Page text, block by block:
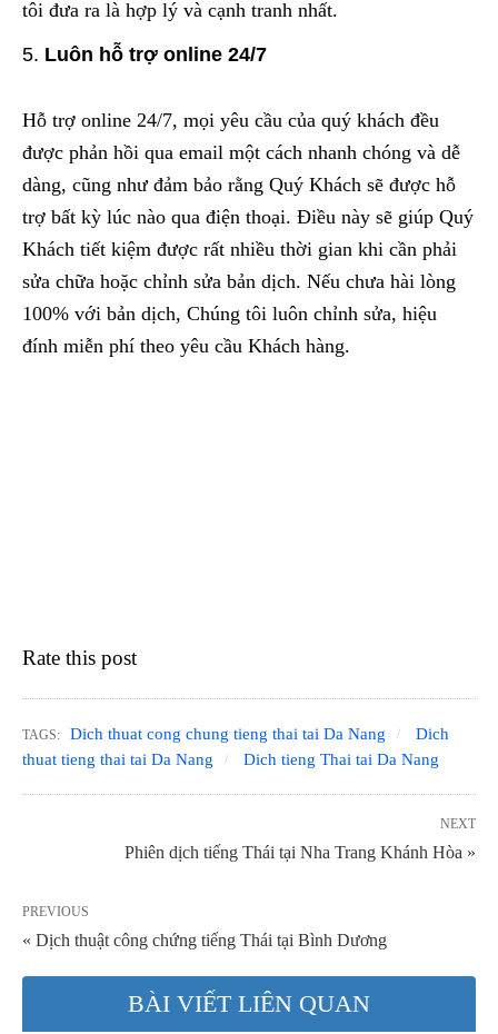
tôi đưa ra là hợp lý và cạnh tranh nhất.
Luôn hỗ trợ online 24/7
Hỗ trợ online 24/7, mọi yêu cầu của quý khách đều
được phản hồi qua email một cách nhanh chóng và dễ
dàng, cũng như đảm bảo rằng Quý Khách sẽ được hỗ
trợ bất kỳ lúc nào qua điện thoại. Điều này sẽ giúp Quý
Khách tiết kiệm được rất nhiều thời gian khi cần phải
sửa chữa hoặc chỉnh sửa bản dịch. Nếu chưa hài lòng
100% với bản dịch, Chúng tôi luôn chỉnh sửa, hiệu
đính miễn phí theo yêu cầu Khách hàng.
Rate this post
TAGS: Dich thuat cong chung tieng thai tai Da Nang
Dich
thuat tieng thai tai Da Nang
Dich tieng Thai tai Da Nang
NEXT
Phiên dịch tiếng Thái tại Nha Trang Khánh Hòa »
PREVIOUS
« Dịch thuật công chứng tiếng Thái tại Bình Dương
BÀI VIẾT LIÊN QUAN